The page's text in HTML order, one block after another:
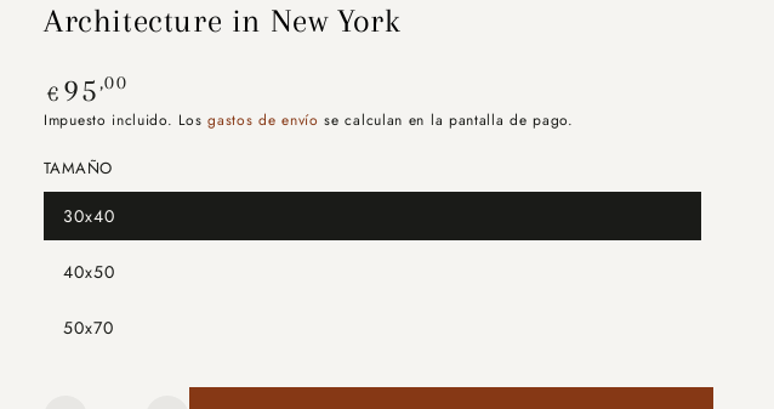
Architecture in New York
Precio
regular
€ 95 ,00
Impuesto incluido. Losgastos de envío se calculan en la pantalla de pago.
TAMAÑO
30x40
Variante
agotada
no
40x50
Variante
no
50x70
Variante